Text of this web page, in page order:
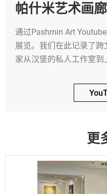
帕什米艺术画
通过Pashmin Art
展览。我们在此记录了
家从汉堡的私人工作室到
更